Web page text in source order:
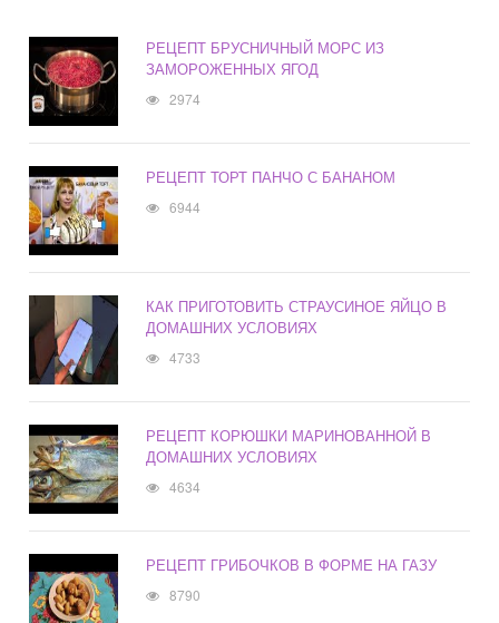
РЕЦЕПТ БРУСНИЧНЫЙ МОРС ИЗ
ЗАМОРОЖЕННЫХ ЯГОД
2974
РЕЦЕПТ ТОРТ ПАНЧО С БАНАНОМ
6944
КАК ПРИГОТОВИТЬ СТРАУСИНОЕ ЯЙЦО В
ДОМАШНИХ УСЛОВИЯХ
4733
РЕЦЕПТ КОРЮШКИ МАРИНОВАННОЙ В
ДОМАШНИХ УСЛОВИЯХ
4634
РЕЦЕПТ ГРИБОЧКОВ В ФОРМЕ НА ГАЗУ
8790